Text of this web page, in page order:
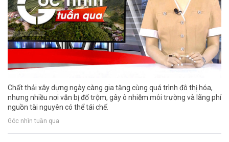
Chất thải xây dựng ngày càng gia tăng cùng quá trình đô thị hóa,
nhưng nhiều nơi vẫn bị đổ trộm, gây ô nhiễm môi trường và lãng phí
nguồn tài nguyên có thể tái chế.
Góc nhìn tuần qua